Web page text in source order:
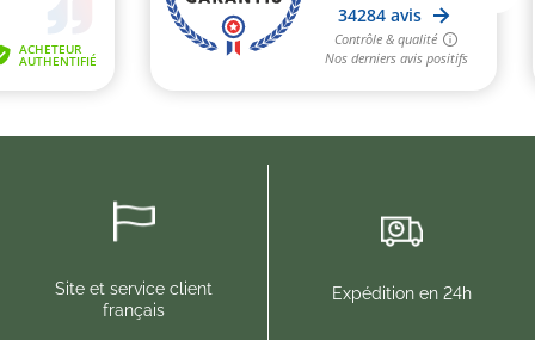
Site et service client
français
Expédition en 24h